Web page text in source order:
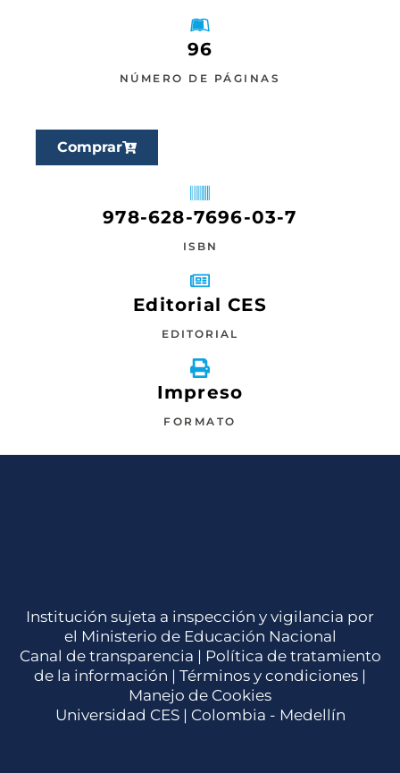
96
NÚMERO DE PÁGINAS
Comprar
978-628-7696-03-7
ISBN
Editorial CES
EDITORIAL
Impreso
FORMATO
Institución sujeta a inspección y vigilancia por
el Ministerio de Educación Nacional
Canal de transparencia | Política de tratamiento
de la información | Términos y condiciones |
Manejo de Cookies
Universidad CES | Colombia - Medellín